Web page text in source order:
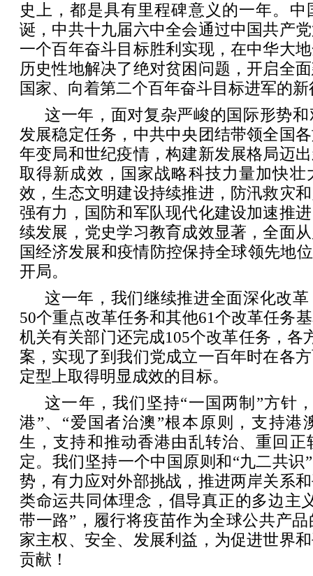
史上，都是具有里程碑意义的一年。
诞，中共十九届六中全会通过中国共产
一个百年奋斗目标胜利实现，在中华大
历史性地解决了绝对贫困问题，开启全
国家、向着第二个百年奋斗目标进军的
这一年，面对复杂严峻的国际形势
发展稳定任务，中共中央团结带领全国
年变局和世纪疫情，构建新发展格局迈
取得新成效，国家战略科技力量加快壮
效，生态文明建设持续推进，防汛救灾
强有力，国防和军队现代化建设加速推
续发展，党史学习教育成效显著，全面
国经济发展和疫情防控保持全球领先地
开局。
这一年，我们继续推进全面深化改
50个重点改革任务和其他61个改革任务
机关有关部门还完成105个改革任务，各
案，实现了到我们党成立一百年时在各
定型上取得明显成效的目标。
这一年，我们坚持“一国两制”方针
港”、“爱国者治澳”根本原则，支持港
生，支持和推动香港由乱转治、重回正
定。我们坚持一个中国原则和“九二共识
势，有力应对外部挑战，推进两岸关系
类命运共同体理念，倡导真正的多边主
带一路”，履行将疫苗作为全球公共产
家主权、安全、发展利益，为促进世界
贡献！